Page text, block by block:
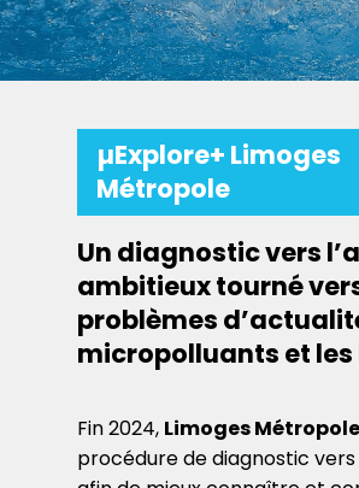
µExplore+ Limoges
Métropole
Un diagnostic vers
ambitieux tourné
problèmes
micropolluants et les
Fin 2024, Limoges Métropole
procédure de diagnostic vers